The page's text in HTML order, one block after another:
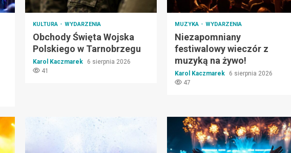
KULTURA WYDARZENIA
Obchody Święta Wojska
Polskiego w Tarnobrzegu
Karol Kaczmarek
6 sierpnia 2026
41
MUZYKA WYDARZENIA
Niezapomniany
festiwalowy wieczór z
muzyką na żywo!
Karol Kaczmarek
6 sierpnia 2026
47